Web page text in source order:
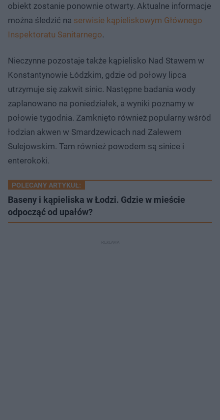
obiekt zostanie ponownie otwarty. Aktualne informacje
można śledzić na serwisie kąpieliskowym Głównego
Inspektoratu Sanitarnego.
Nieczynne pozostaje także kąpielisko Nad Stawem w
Konstantynowie Łódzkim, gdzie od połowy lipca
utrzymuje się zakwit sinic. Następne badania wody
zaplanowano na poniedziałek, a wyniki poznamy w
połowie tygodnia. Zamknięto również popularny wśród
łodzian akwen w Smardzewicach nad Zalewem
Sulejowskim. Tam również powodem są sinice i
enterokoki.
POLECANY ARTYKUŁ:
Baseny i kąpieliska w Łodzi. Gdzie w mieście
odpocząć od upałów?